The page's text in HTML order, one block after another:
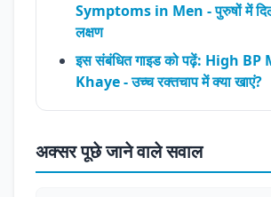
Symptoms in Men - पुरुषों में
लक्षण
इस संबंधित गाइड को पढ़ें: High BP
Khaye - उच्च रक्तचाप में क्या खाएं?
अक्सर पूछे जाने वाले सवाल